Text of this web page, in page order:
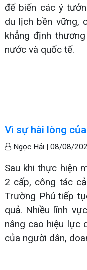
để biến các ý
du lịch bền vững,
khẳng định
nước và quốc tế.
Vì sự hài lòng
Ngọc Hải | 08/08/
Sau khi thực hiện
2 cấp, công tác
Trường Phú tiếp
quả. Nhiều lĩnh
nâng cao hiệu lực
của người dân,